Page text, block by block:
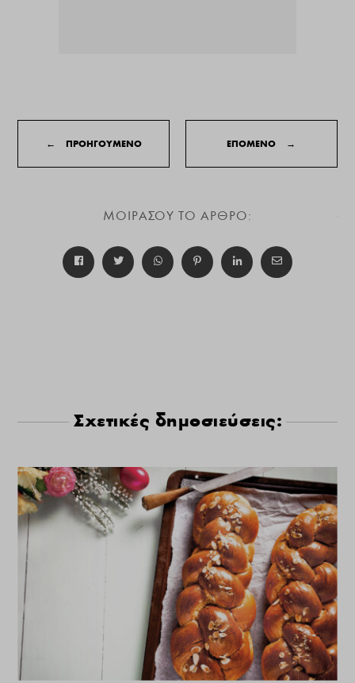
← ΠΡΟΗΓΟΥΜΕΝΟ ΕΠΟΜΕΝΟ →
ΜΟΙΡΑΣΟΥ ΤΟ ΑΡΘΡΟ:
Σχετικές δημοσιεύσεις: